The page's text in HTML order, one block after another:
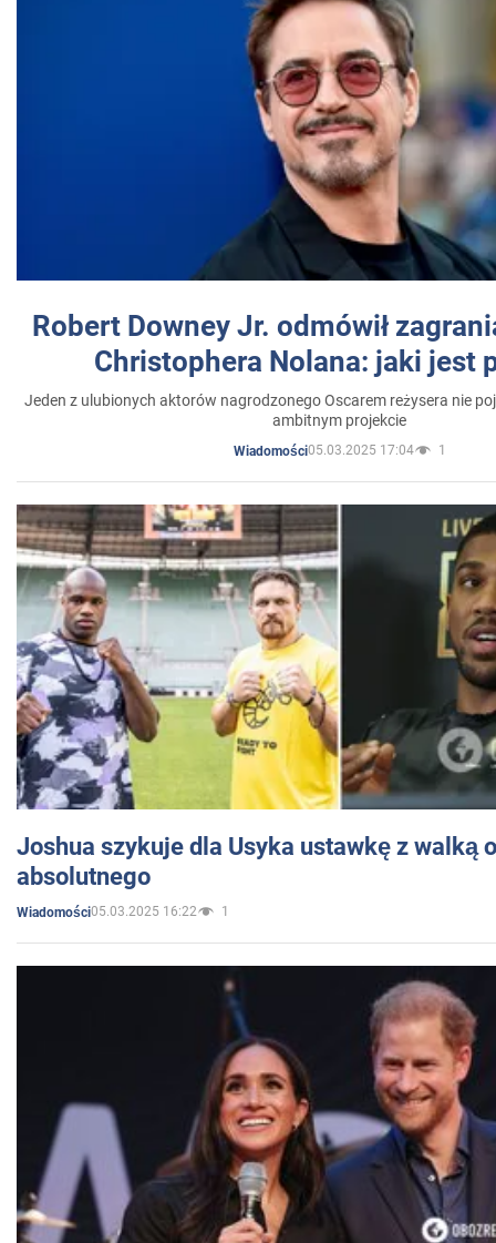
Robert Downey Jr. odmówił
Christophera Nolana: jaki jest
Jeden z ulubionych aktorów nagrodzonego Oscarem reżysera nie
ambitnym projekcie
Wiadomości05.03.2025 17:04 1
Joshua szykuje dla Usyka ustawkę z walką
absolutnego
Wiadomości05.03.2025 16:22 1